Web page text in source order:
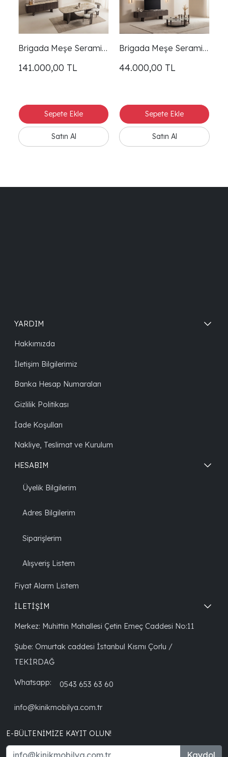
Brigada Meşe Seramik
141.000,00 TL
Brigada Meşe Seramik
44.000,00 TL
YARDIM
Hakkımızda
İletişim Bilgilerimiz
Banka Hesap Numaraları
Gizlilik Politikası
İade Koşulları
Nakliye, Teslimat ve Kurulum
HESABIM
Üyelik Bilgilerim
Adres Bilgilerim
Siparişlerim
Alışveriş Listem
Fiyat Alarm Listem
İLETİŞİM
Merkez: Muhittin Mahallesi Çetin Emeç Caddesi No:11
Şube: Omurtak caddesi İstanbul Kısmı Çorlu /
TEKİRDAĞ
Whatsapp: 0543 653 63 60
info@kinikmobilya.com.tr
E-BÜLTENIMIZE KAYIT OLUN!
Kaydol